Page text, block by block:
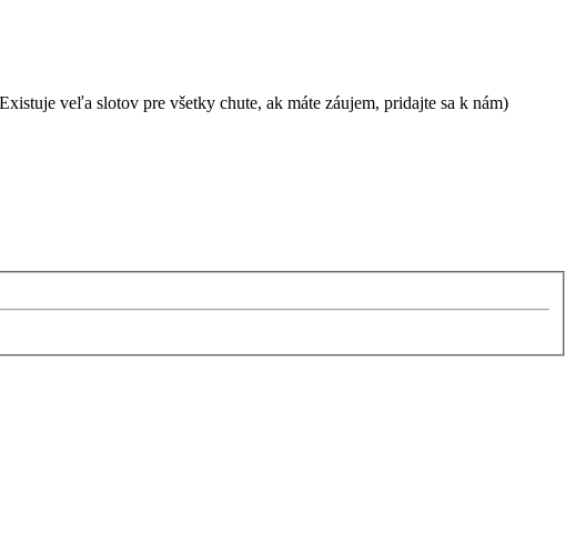
veľa slotov pre všetky chute, ak máte záujem, pridajte sa k nám)